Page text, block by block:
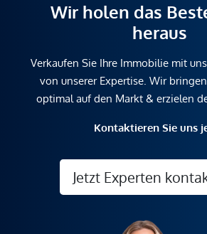
Wir holen das
heraus
Verkaufen Sie Ihre Immobilie mit
von unserer Expertise. Wir
optimal auf den Markt & erzielen
Kontaktieren Sie uns
Jetzt Experten